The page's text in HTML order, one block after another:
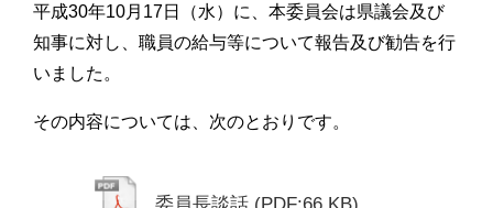
平成30年10月17日（水）に、本委員会は県議会及び
知事に対し、職員の給与等について報告及び勧告を行
いました。
その内容については、次のとおりです。